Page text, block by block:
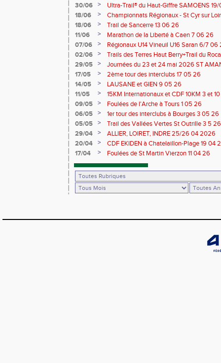
30/06
>
Ultra-Trail® du Haut-Giffre SAMOENS
18/06
>
Championnats Régionaux - St Cyr sur
Saran 13/14 06 26
18/06 >
Trail de Sancerre 13 06 26
11/06
>
Marathon de la Liberté à Caen 7 06 26
07/06
>
Régionaux U14 Vineuil U16 Saran 6/7 06
02/06
>
Trails des Terres Haut Berry+Trail du
du Berry 30/31 05 2026
29/05 >
Journées du 23 et 24 mai 2026 ST
17/05
>
2ème tour des interclubs 17 05 26
14/05
>
LAUSANE et GIEN 9 05 26
11/05
>
15KM Internationaux et CDF 10KM 3 et
09/05
>
Foulées de l'Arche à Tours 1 05 26
06/05
>
1er tour des interclubs à Bourges 3 05 26
05/05
>
Trail des Vallées Vertes St Outrille 3 5 26
29/04
>
ALLIER, LOIRET, INDRE 25/26 04 2026
20/04
>
CDF EKIDEN à Chatelaillon-Plage 19 04
17/04
> Foulées de St Martin Vierzon 11 04 26